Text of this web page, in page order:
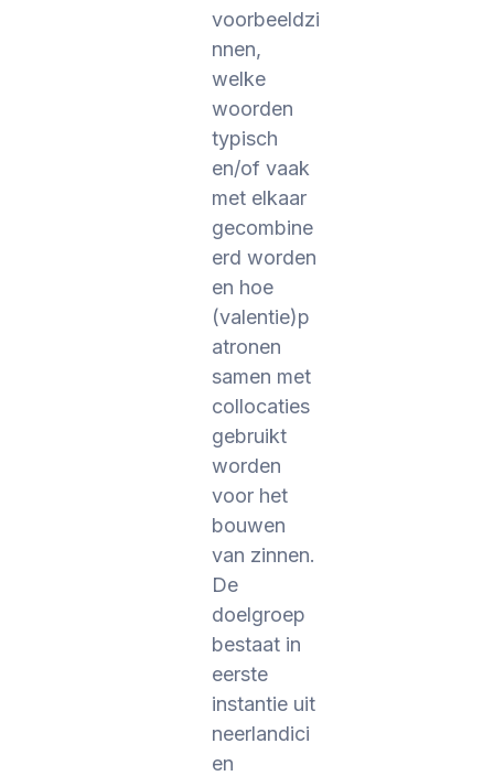
voorbeeldzi
nnen,
welke
woorden
typisch
en/of vaak
met elkaar
gecombine
erd worden
en hoe
(valentie)p
atronen
samen met
collocaties
gebruikt
worden
voor het
bouwen
van zinnen.
De
doelgroep
bestaat in
eerste
instantie uit
neerlandici
en